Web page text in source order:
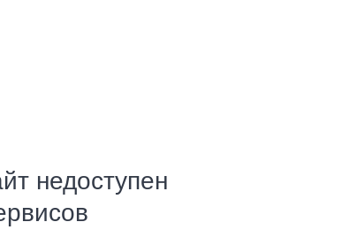
недоступен